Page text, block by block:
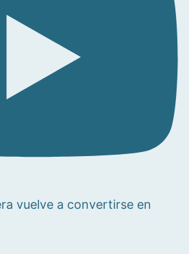
vuelve a convertirse en